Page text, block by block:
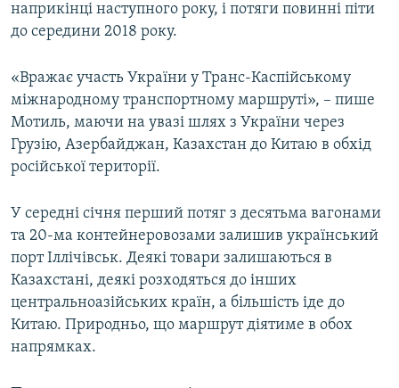
наприкінці наступного року, і потяги повинні піти
до середини 2018 року.
«Вражає участь України у Транс-Каспійському
міжнародному транспортному маршруті», – пише
Мотиль, маючи на увазі шлях з України через
Грузію, Азербайджан, Казахстан до Китаю в обхід
російської території.
У середні січня перший потяг з десятьма вагонами
та 20-ма контейнеровозами залишив український
порт Іллічівськ. Деякі товари залишаються в
Казахстані, деякі розходяться до інших
центральноазійських країн, а більшість іде до
Китаю. Природньо, що маршрут діятиме в обох
напрямках.